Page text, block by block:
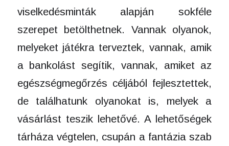
viselkedésminták alapján sokféle
szerepet betölthetnek. Vannak olyanok,
melyeket játékra terveztek, vannak, amik
a bankolást segítik, vannak, amiket az
egészségmegőrzés céljából fejlesztettek,
de találhatunk olyanokat is, melyek a
vásárlást teszik lehetővé. A lehetőségek
tárháza végtelen, csupán a fantázia szab